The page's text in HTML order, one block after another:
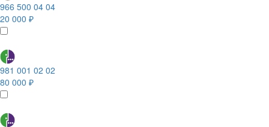
966 500 04 04
20 000 ₽
981 001 02 02
80 000 ₽